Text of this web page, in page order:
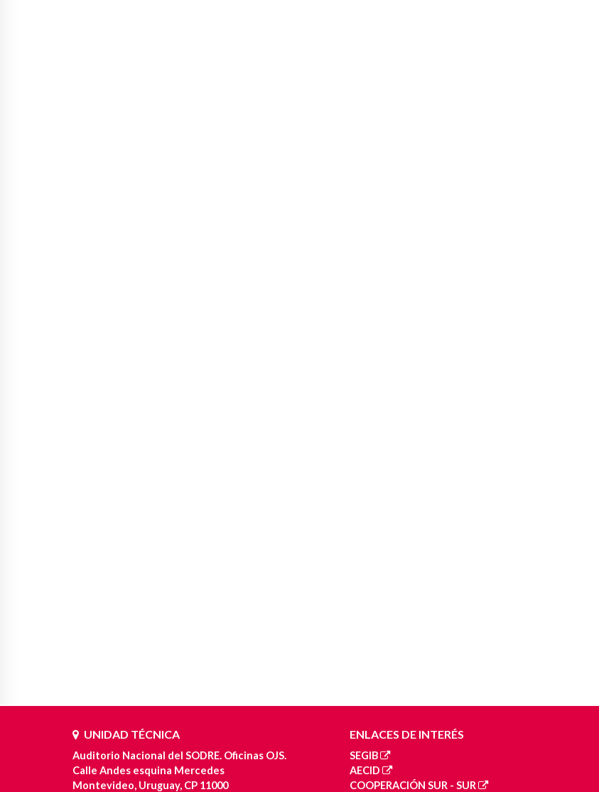
UNIDAD TÉCNICA
Auditorio Nacional del SODRE. Oficinas OJS.
Calle Andes esquina Mercedes
Montevideo, Uruguay, CP 11000
ENLACES DE INTERÉS
SEGIB
AECID
COOPERACIÓN SUR - SUR